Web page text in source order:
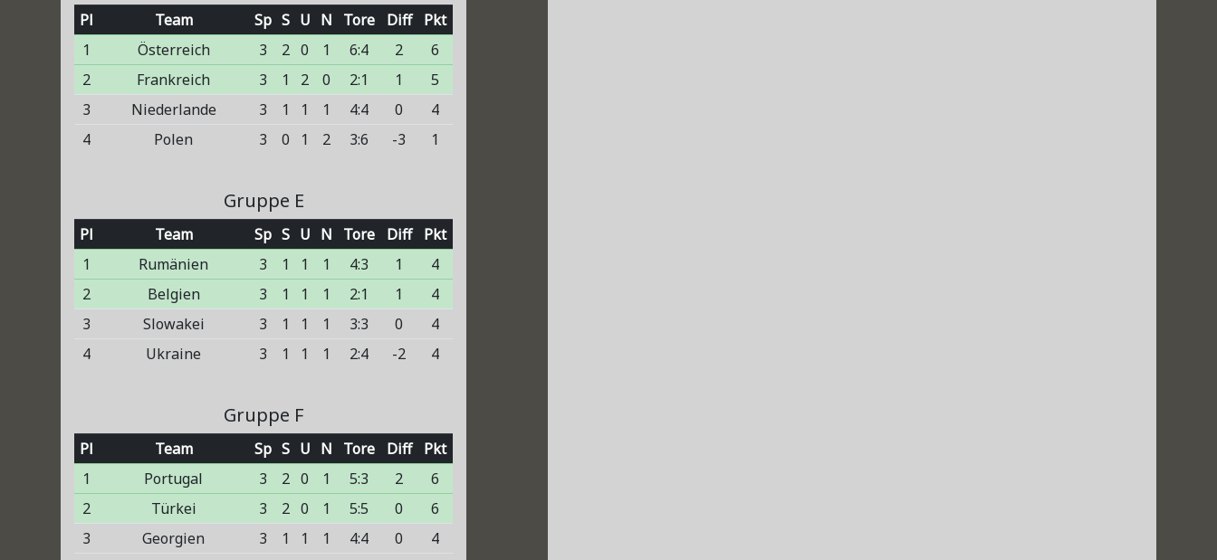
Pl Team Sp S U N Tore Diff
Pkt
1
Österreich 3 2 0 1 6:4 2
6
2
Frankreich 3 1 2 0 2:1 1
5
3
Niederlande 3 1 1 1 4:4 0
4
4
Polen 3 0 1 2 3:6 -3 1
Gruppe E
Pl Team Sp S U N Tore Diff
Pkt
1
Rumänien 3 1 1 1 4:3 1
4
2
Belgien 3 1 1 1 2:1 1
4
3
Slowakei 3 1 1 1 3:3 0
4
4
Ukraine 3 1 1 1 2:4 -2 4
Gruppe F
Pl Team Sp S U N Tore Diff
Pkt
1
Portugal 3 2 0 1 5:3 2
6
2
Türkei 3 2 0 1 5:5 0
6
3
Georgien 3 1 1 1 4:4 0
4